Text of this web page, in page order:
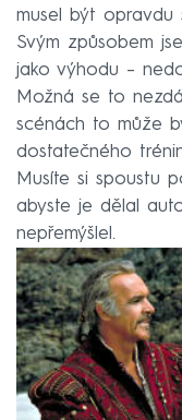
musel být opravdu
Svým způsobem
jako výhodu –
Možná se to
scénách to může
dostatečného
Musíte si spoustu
abyste je dělal
nepřemýšlel.